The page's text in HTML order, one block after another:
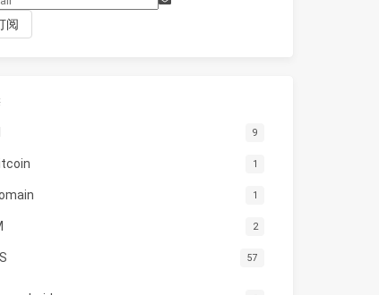
9
1
1
2
57